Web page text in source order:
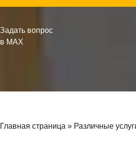
Задать вопрос
в MAX
Главная страница » Различные